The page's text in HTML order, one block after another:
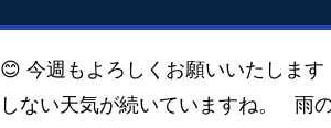
今週もよろしくお願いいたしま
ない天気が続いていますね。 雨